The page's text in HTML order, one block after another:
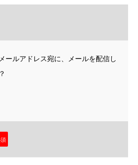
ールアドレス宛に、メールを配信し